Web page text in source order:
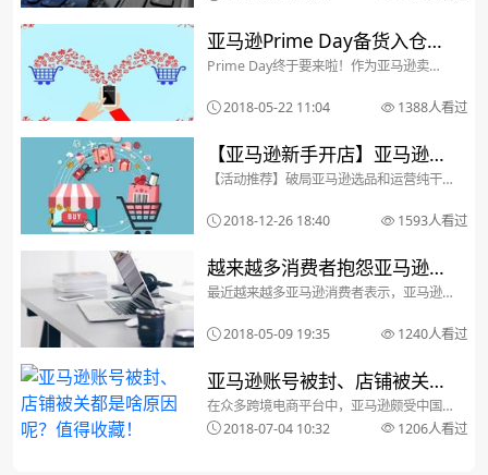
马逊也看不下去了，...
亚马逊Prime Day备货入仓最
全物流指南
Prime Day终于要来啦！作为亚马逊卖
竟全年销量的巅峰可能就在这几天。不过
想要成为在Prime Day期间的C位大卖，搞
货，按...
2018-05-22 11:04 1388人看过
【亚马逊新手开店】亚马逊运
费模板设置（图文教程）
【活动推荐】破局亚马逊选品和运营纯干
盛典）【招生进行时】厦门亚马逊新卖家
培训1月班 — MoonSees精品课程很多小
却找不...
2018-12-26 18:40 1593人看过
越来越多消费者抱怨亚马逊
Prime配送慢，这是怎么回
事？
最近越来越多亚马逊消费者表示，亚马逊
迟还没给任何解释。但根据调查显示，从
整体来看，亚马逊的配送速度实际上正在
许多用户投诉亚马...
2018-05-09 19:35 1240人看过
亚马逊账号被封、店铺被关都
是啥原因呢？值得收藏！
在众多跨境电商平台中，亚马逊颇受中国
卖家青睐，但是它并没有想象中的那么“友
善”。为了保证卖家的利益，同时打造极致
2018-07-04 10:32 1206人看过